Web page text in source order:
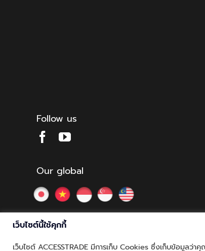
Follow us
Our global
เว็บไซต์นี้ใช้คุกกี้
เว็บไซต์ ACCESSTRADE มีการเก็บ Cookies ซึ่งเก็บข้อมูลว่า